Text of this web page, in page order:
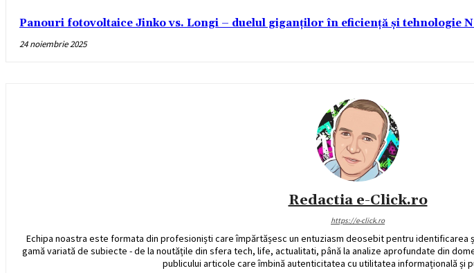
Panouri fotovoltaice Jinko vs. Longi – duelul giganților în eficiență și tehnologie
24 noiembrie 2025
Redactia e-Click.ro
https://e-click.ro
Echipa noastra este formata din profesioniști care împărtășesc un entuziasm deosebit pentru
gamă variată de subiecte - de la noutățile din sfera tech, life, actualitati, până la analize aprofundate din
publicului articole care îmbină autenticitatea cu utilitatea informațională și